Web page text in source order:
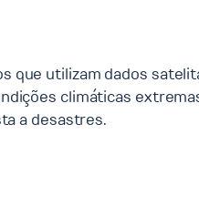
que utilizam dados
climáticas
a desastres.